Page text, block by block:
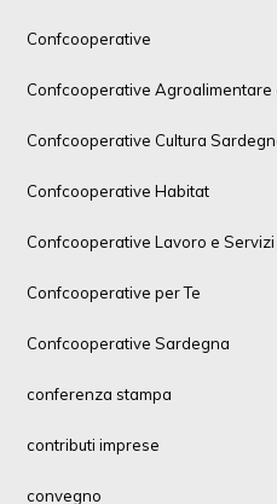
Confcooperative
Confcooperative Agroalimentare
Confcooperative Cultura
Confcooperative Habitat
Confcooperative Lavoro e
Confcooperative per Te
Confcooperative Sardegna
conferenza stampa
contributi imprese
convegno